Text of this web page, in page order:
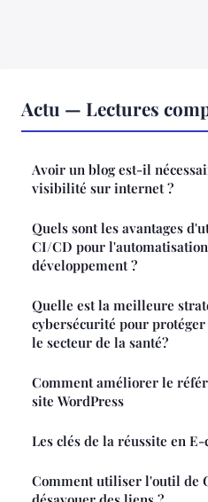
Actu — Lectures
Avoir un blog est-il
visibilité sur internet ?
Quels sont les avantages
CI/CD pour
développement ?
Quelle est la meilleure
cybersécurité pour protéger
le secteur de la santé?
Comment améliorer le
site WordPress
Les clés de la réussite en
Comment utiliser l'outil de